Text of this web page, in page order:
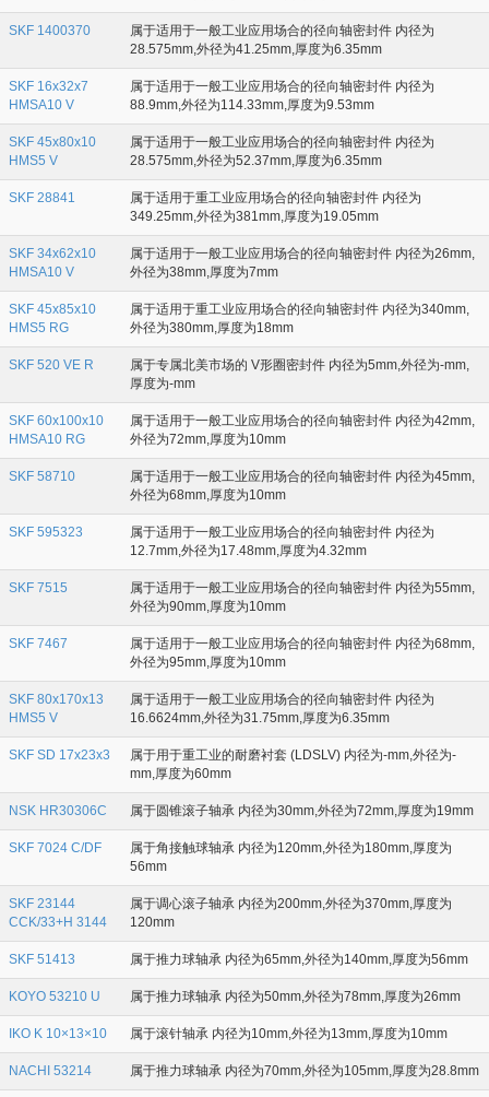
SKF 1400370
属于适用于一般工业应用场合的径向轴密封件 内径为
28.575mm,外径为41.25mm,厚度为6.35mm
SKF 16x32x7
HMSA10 V
属于适用于一般工业应用场合的径向轴密封件 内径为
88.9mm,外径为114.33mm,厚度为9.53mm
SKF 45x80x10
HMS5 V
属于适用于一般工业应用场合的径向轴密封件 内径为
28.575mm,外径为52.37mm,厚度为6.35mm
SKF 28841
属于适用于重工业应用场合的径向轴密封件 内径为
349.25mm,外径为381mm,厚度为19.05mm
SKF 34x62x10
HMSA10 V
属于适用于一般工业应用场合的径向轴密封件 内径为26mm,
外径为38mm,厚度为7mm
SKF 45x85x10
HMS5 RG
属于适用于重工业应用场合的径向轴密封件 内径为340mm,
外径为380mm,厚度为18mm
SKF 520 VE R
属于专属北美市场的 V形圈密封件 内径为5mm,外径为-mm,
厚度为-mm
SKF 60x100x10
HMSA10 RG
属于适用于一般工业应用场合的径向轴密封件 内径为42mm,
外径为72mm,厚度为10mm
SKF 58710
属于适用于一般工业应用场合的径向轴密封件 内径为45mm,
外径为68mm,厚度为10mm
SKF 595323
属于适用于一般工业应用场合的径向轴密封件 内径为
12.7mm,外径为17.48mm,厚度为4.32mm
SKF 7515
属于适用于一般工业应用场合的径向轴密封件 内径为55mm,
外径为90mm,厚度为10mm
SKF 7467
属于适用于一般工业应用场合的径向轴密封件 内径为68mm,
外径为95mm,厚度为10mm
SKF 80x170x13
HMS5 V
属于适用于一般工业应用场合的径向轴密封件 内径为
16.6624mm,外径为31.75mm,厚度为6.35mm
SKF SD 17x23x3
属于用于重工业的耐磨衬套 (LDSLV) 内径为-mm,外径为-
mm,厚度为60mm
NSK HR30306C 属于圆锥滚子轴承 内径为30mm,外径为72mm,厚度为19mm
SKF 7024 C/DF
属于角接触球轴承 内径为120mm,外径为180mm,厚度为
56mm
SKF 23144
CCK/33+H 3144
属于调心滚子轴承 内径为200mm,外径为370mm,厚度为
120mm
SKF 51413 属于推力球轴承 内径为65mm,外径为140mm,厚度为56mm
KOYO 53210 U 属于推力球轴承 内径为50mm,外径为78mm,厚度为26mm
IKO K 10×13×10 属于滚针轴承 内径为10mm,外径为13mm,厚度为10mm
NACHI 53214 属于推力球轴承 内径为70mm,外径为105mm,厚度为28.8mm